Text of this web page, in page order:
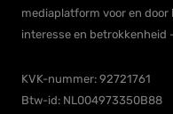
mediaplatform voor en
interesse en betrokkenheid
KVK-nummer: 92721761
Btw-id: NL004973350B88